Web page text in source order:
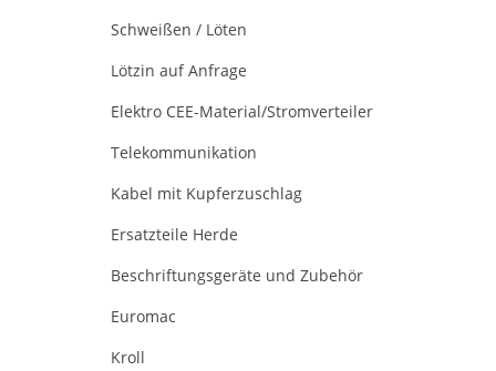
Schweißen / Löten
Lötzin auf Anfrage
Elektro CEE-Material/Stromverteiler
Telekommunikation
Kabel mit Kupferzuschlag
Ersatzteile Herde
Beschriftungsgeräte und Zubehör
Euromac
Kroll